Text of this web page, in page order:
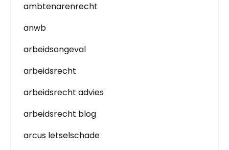
ambtenarenrecht
anwb
arbeidsongeval
arbeidsrecht
arbeidsrecht advies
arbeidsrecht blog
arcus letselschade